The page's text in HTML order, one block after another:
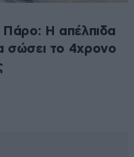
Πάρο: Η απέλπιδα
σώσει το 4χρονο